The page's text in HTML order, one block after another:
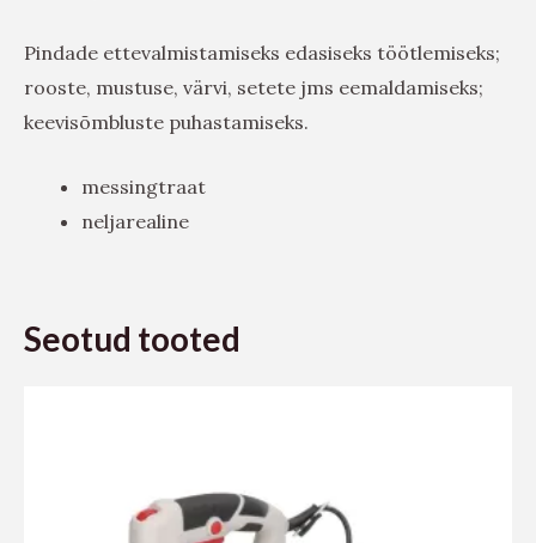
Pindade ettevalmistamiseks edasiseks töötlemiseks;
rooste, mustuse, värvi, setete jms eemaldamiseks;
keevisõmbluste puhastamiseks.
messingtraat
neljarealine
Seotud tooted